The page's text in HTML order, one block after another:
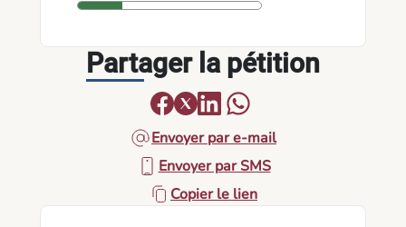
Partager la pétition
Envoyer par e-mail
Envoyer par SMS
Copier le lien